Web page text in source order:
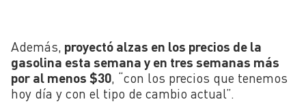
Además, proyectó alzas en los precios de la
gasolina esta semana y en tres semanas más
por al menos $30, “con los precios que tenemos
hoy día y con el tipo de cambio actual”.